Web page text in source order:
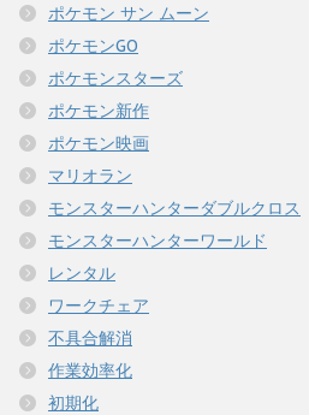
ポケモン サン ムーン
ポケモンGO
ポケモンスターズ
ポケモン新作
ポケモン映画
マリオラン
モンスターハンターダブルクロス
モンスターハンターワールド
レンタル
ワークチェア
不具合解消
作業効率化
初期化